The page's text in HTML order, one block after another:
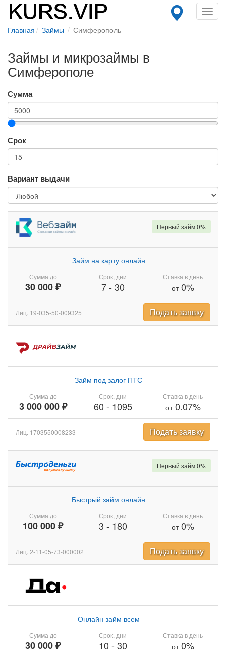
Главная Займы Симферополь
Займы и микрозаймы в
Симферополе
Сумма
Срок
Вариант выдачи
Сумма до
30 000 ₽
Займ на карту онлайн
Срок, дни
7- 30
Ставка в день
от0%
Первый займ 0%
Лиц. 19-035-50-009325 Подать заявку
Сумма до
3 000 000 ₽
Займ под залог ПТС
Срок, дни
60 - 1095
Ставка в день
от0.07%
Лиц. 1703550008233 Подать заявку
Сумма до
100 000 ₽
Быстрый займ онлайн
Срок, дни
3 - 180
Ставка в день
от0%
Первый займ 0%
Лиц. 2-11-05-73-000002 Подать заявку
Сумма до
30 000 ₽
Онлайн займ всем
Срок, дни
10 - 30
Ставка в день
от0%